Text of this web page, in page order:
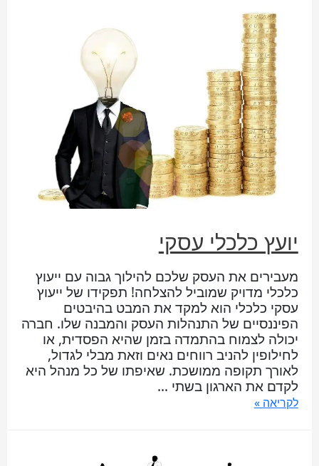
יועץ כלכלי עסקי
מעבירים את העסק שלכם להילוך גבוה עם ייעוץ
כלכלי מדויק שמוביל להצלחה! תפקידו של ייעוץ
עסקי כלכלי הוא למקד את המבט בהיבטים
הפיננסיים של התנהלות העסק והמבנה שלו. חברה
יכולה לצמוח בהתמדה בזמן שהיא הפסדית, או
לחילופין להניב רווחים נאים וזאת מבלי לגדול,
לאורך תקופה ממושכת. שאיפתו של כל מנהל היא
לקדם את הארגון בשתי …
לקריאה »